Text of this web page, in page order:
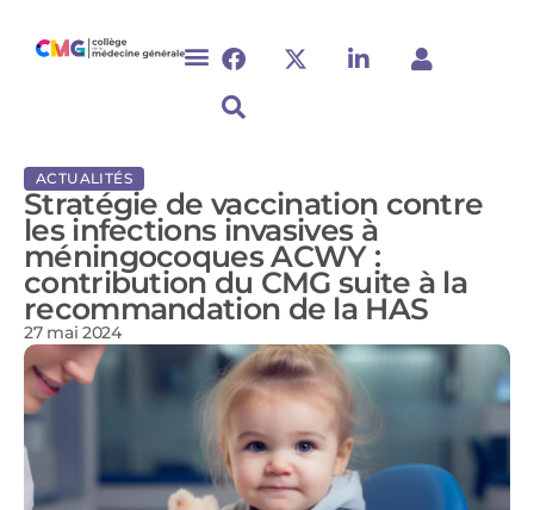
ACTUALITÉS
Stratégie de vaccination contre
les infections invasives à
méningocoques ACWY :
contribution du CMG suite à la
recommandation de la HAS
27 mai 2024